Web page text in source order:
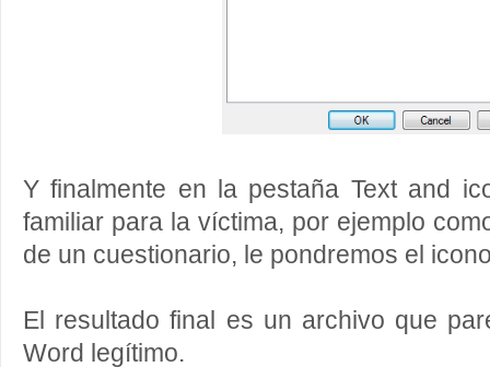
Y finalmente en la pestaña Text and
familiar para la víctima, por ejemplo
de un cuestionario, le pondremos el
El resultado final es un archivo que
Word legítimo.